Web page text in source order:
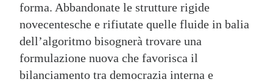
forma. Abbandonate le strutture rigide
novecentesche e rifiutate quelle fluide in balia
dell’algoritmo bisognerà trovare una
formulazione nuova che favorisca il
bilanciamento tra democrazia interna e